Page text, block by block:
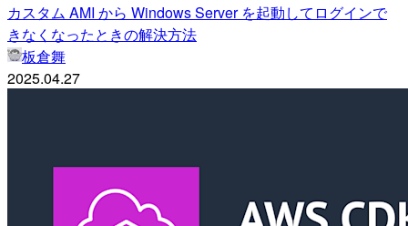
カスタム AMI から Windows Server を起動してログインで
きなくなったときの解決方法
板倉舞
2025.04.27